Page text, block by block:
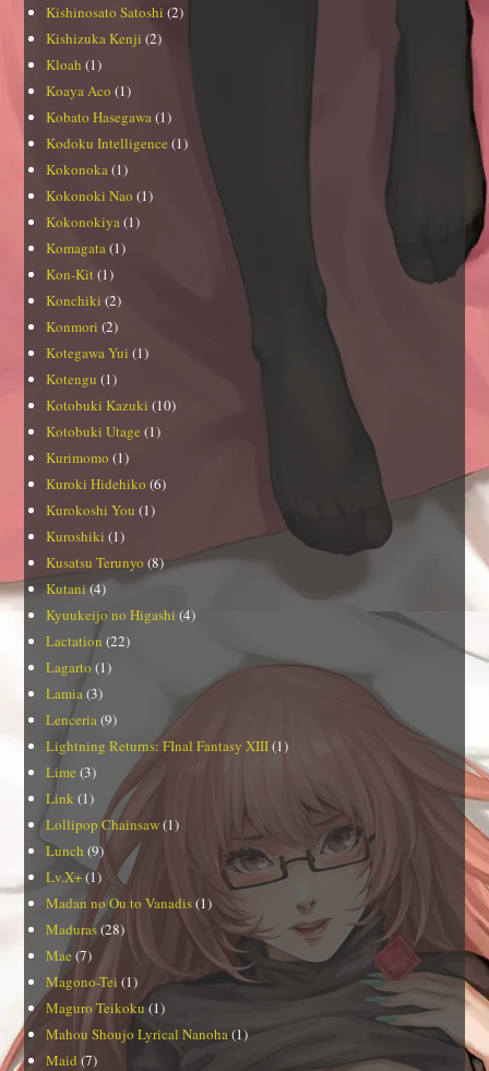
Kishinosato Satoshi (2)
Kishizuka Kenji (2)
Kloah (1)
Koaya Aco (1)
Kobato Hasegawa (1)
Kodoku Intelligence (1)
Kokonoka (1)
Kokonoki Nao (1)
Kokonokiya (1)
Komagata (1)
Kon-Kit (1)
Konchiki (2)
Konmori (2)
Kotegawa Yui (1)
Kotengu (1)
Kotobuki Kazuki (10)
Kotobuki Utage (1)
Kurimomo (1)
Kuroki Hidehiko (6)
Kurokoshi You (1)
Kuroshiki (1)
Kusatsu Terunyo (8)
Kutani(4)
Kyuukeijo no Higashi (4)
Lactation (22)
Lagarto (1)
Lamia (3)
Lenceria (9)
Lightning Returns: FInal Fantasy XIII(1)
Lime (3)
Link (1)
Lollipop Chainsaw(1)
Lunch (9)
Lv.X+(1)
Madan no Ou to Vanadis(1)
Maduras(28)
Mae (7)
Magono-Tei (1)
Maguro Teikoku (1)
Mahou Shoujo Lyrical Nanoha (1)
Maid (7)